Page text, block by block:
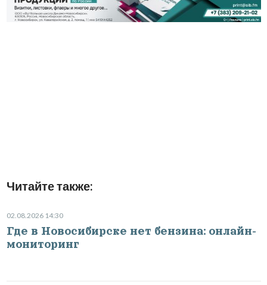
Читайте также:
02.08.2026 14:30
Где в Новосибирске нет бензина: онлайн-
мониторинг